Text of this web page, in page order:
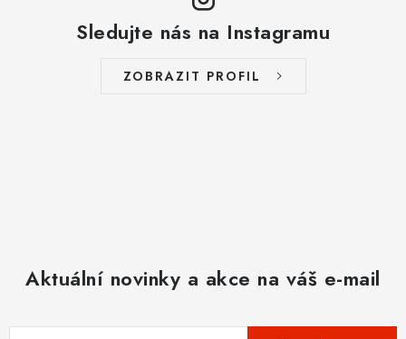
Sledujte nás na Instagramu
ZOBRAZIT PROFIL
Aktuální novinky a akce na váš e-mail